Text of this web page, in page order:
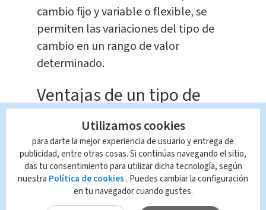
cambio fijo y variable o flexible, se
permiten las variaciones del tipo de
cambio en un rango de valor
determinado.
Ventajas de un tipo de
cambio alto:
El tipo de cambio altoprovoca una
economía más competitiva en
cuestión de precios.De esta forma, se
favorece la producción nacional.
Utilizamos cookies
para darte la mejor experiencia de usuario y entrega de
publicidad, entre otras cosas. Si continúas navegando el sitio,
das tu consentimiento para utilizar dicha tecnología, según
nuestra Política de cookies . Puedes cambiar la configuración
en tu navegador cuando gustes.